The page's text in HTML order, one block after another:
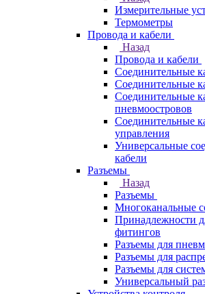
Измерительные
Термометры
Провода и кабели
Назад
Провода и кабели
Соединительные
Соединительные
Соединительные
пневмоостровов
Соединительные
управления
Универсальные
кабели
Разъемы
Назад
Разъемы
Многоканальные
Принадлежности
фитингов
Разъемы для
Разъемы для
Разъемы для
Универсальный